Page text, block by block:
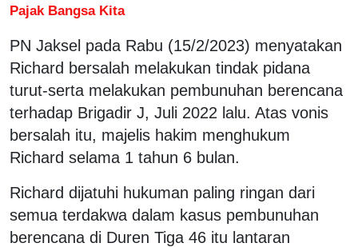
Pajak Bangsa Kita
PN Jaksel pada Rabu (15/2/2023) menyatakan
Richard bersalah melakukan tindak pidana
turut-serta melakukan pembunuhan berencana
terhadap Brigadir J, Juli 2022 lalu. Atas vonis
bersalah itu, majelis hakim menghukum
Richard selama 1 tahun 6 bulan.
Richard dijatuhi hukuman paling ringan dari
semua terdakwa dalam kasus pembunuhan
berencana di Duren Tiga 46 itu lantaran